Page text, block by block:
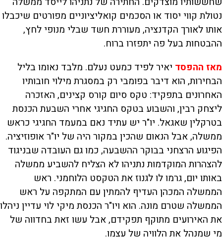
נטולת קווי יסוד או הסכמים קואליציוניים מפורטים שיכבלו
אותו לאורך הקדנציה, מעוררת חשד שבלי מנופי לחץ,
ההבטחות בעל פה יתפזרו ברוח.
מאז ההפסד יאיר לפיד כמעט נעלם. מלבד נאומו בליל
הבחירות, הוא דיבר בפומבי רק במסגרת מילוי חובותיו
האחרונים בתפקיד: טקס סיום קורס קצינים, האזכרה
ליצחק רבין, והשבוע בטקס החגיגי אחרי השבעת הכנסת
בטרקלין שאגאל. יו"ר יש עתיד נאם במעמד החגיגי כראש
ממשלה, אבל הנאום שהכין במקור היה של יו"ר אופוזיציה.
הפיגוע הרצחני בבוקר ההשבעה, כמו גם העובדה שבניגוד
להצהרות המוקדמות נתניהו לא הצליח להשביע ממשלה
באותו יום, גרמו לו לגנוז את הטקסט הלוחמני. ראש
הממשלה המכהן העדיף להמתין עם המתקפה על ראש
הממשלה שטרם מונה. הוא ויו"ר הכנסת מיקי לוי עדיין ניהלו
את האירועים מתוקף תפקידם, אבל עשו זאת בחדווה של
מי שמנהל את הלוויה של עצמו.